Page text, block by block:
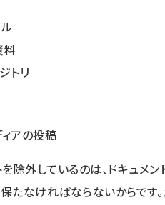
料
トリ
アの投稿
除外しているのは、ドキュメ
たなければならないからです